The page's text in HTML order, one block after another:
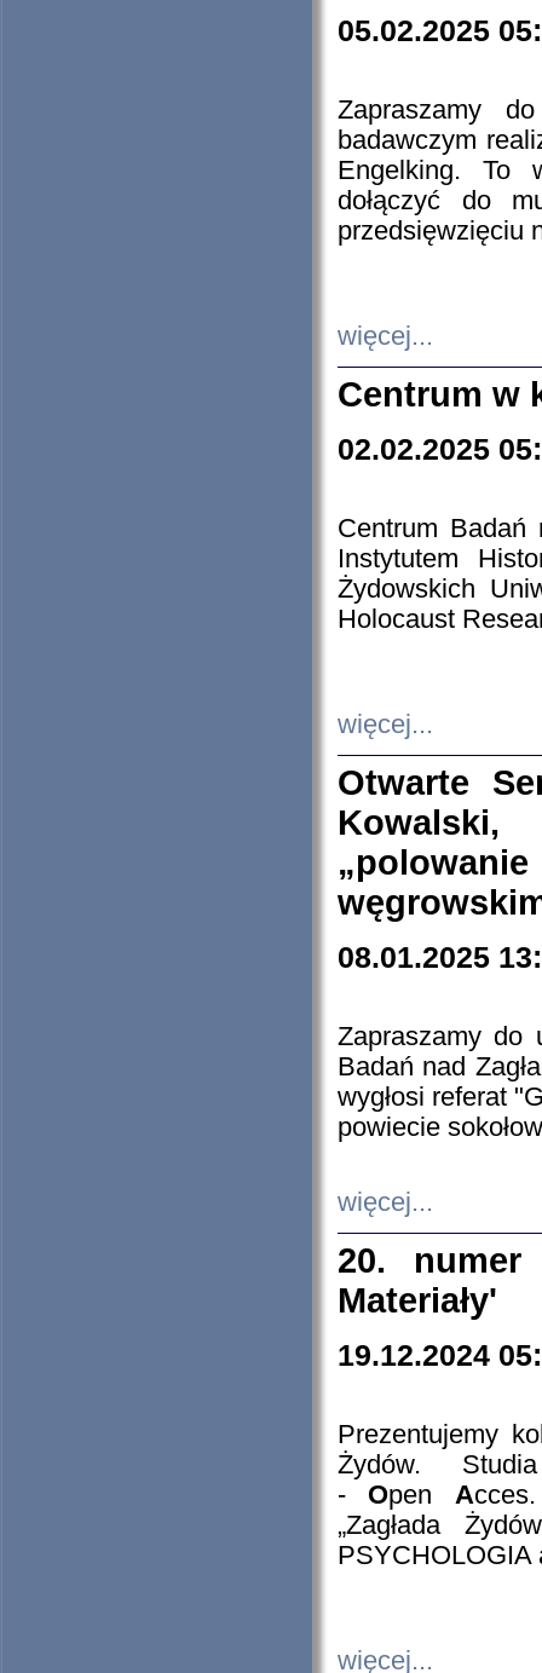
05.02.2025
Zapraszamy
badawczym
Engelking. To
dołączyć do
przedsięwzięciu
więcej...
Centrum w
02.02.2025
Centrum Badań
Instytutem
Żydowskich
Holocaust
więcej...
Otwarte
08.01.2025
Zapraszamy do
Badań nad
wygłosi referat
powiecie
więcej...
20. numer
Materiały'
19.12.2024
Prezentujemy
Żydów.
- Open A
„Zagłada
PSYCHOLOGIA
więcej...